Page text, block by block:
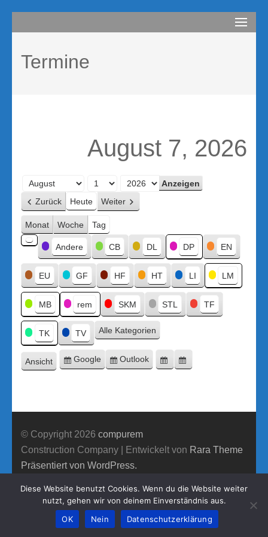
Inhalt
(Enter
drücken)
compurem
Termine
August 7, 2026
Monat
Tag
Jahr
Zurück Heute Weiter
Monat Woche Tag
Kategorien
Kategorie
ohne
Titel
Andere CB DL DP EN
EU GF HF HT LI LM
MB rem SKM STL TF
TK TV Alle Kategorien
Ansicht ausdrucken
Eintragen
Google
Eintragen
Outlook
Google-
© Copyright 2026 compurem
Construction Company | Entwickelt von Rara Theme
Präsentiert von WordPress.
Diese Website benutzt Cookies. Wenn du die Website weiter
nutzt, gehen wir von deinem Einverständnis aus.
OK
Nein Datenschutzerklärung